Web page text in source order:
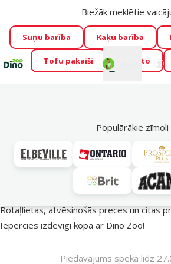
Visu mēnesi Dino Zoo piedāvā lieliskas
barībām! 🍖→Skatīt
Fotokonkurss “GADA ŪSAIŅI”!
Varbūt
būs 2027. gada zvaigzne
→
Biežāk meklētie
Suņu barība Kaķu barība
Tofu pakaiši Foresto
Populārākie zīmoli
Vasara turpinās – atlaides
Rotaļlietas, atvēsinošās preces un citas
Iepērcies izdevīgi kopā ar Dino Zoo!
Piedāvājums spēkā līdz